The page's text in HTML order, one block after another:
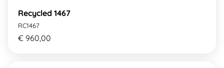
Recycled 1467
RC1467
€ 960,00